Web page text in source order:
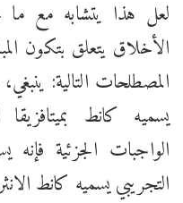
لعل هذا يتشابه مع
الأخلاق يتعلق بتكون
المصطلحات التالية:
يسميه كانط
الواجبات الجزئية فإنه
التجريبي يسميه كانط